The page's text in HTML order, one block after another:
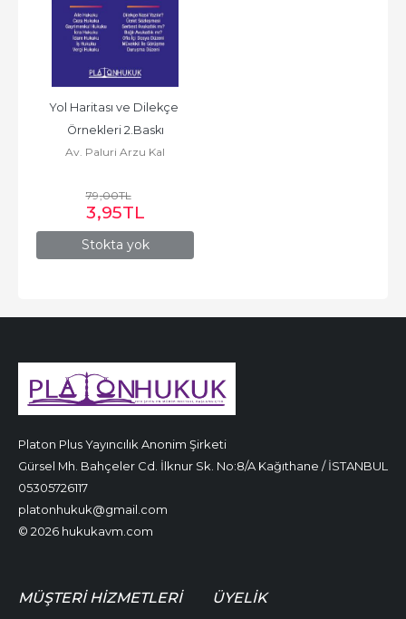
Stokta yok
Yol Haritası ve Dilekçe
Örnekleri 2.Baskı
Av. Paluri Arzu Kal
79,00TL
3,95TL
Platon Plus Yayıncılık Anonim Şirketi
Gürsel Mh. Bahçeler Cd. İlknur Sk. No:8/A Kağıthane / İSTANBUL
05305726117
platonhukuk@gmail.com
© 2026 hukukavm.com
MÜŞTERI HIZMETLERI ÜYELIK